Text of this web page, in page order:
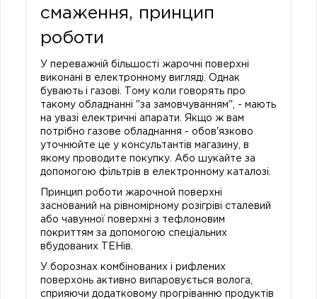
смаження, принцип
роботи
У переважній більшості жарочні поверхні
виконані в електронному вигляді. Однак
бувають і газові. Тому коли говорять про
такому обладнанні "за замовчуванням", - мають
на увазі електричні апарати. Якщо ж вам
потрібно газове обладнання - обов'язково
уточнюйте це у консультантів магазину, в
якому проводите покупку. Або шукайте за
допомогою фільтрів в електронному каталозі.
Принцип роботи жарочной поверхні
заснований на рівномірному розігріві сталевий
або чавунної поверхні з тефлоновим
покриттям за допомогою спеціальних
вбудованих ТЕНів.
У борознах комбінованих і рифлених
поверхонь активно випаровується волога,
сприяючи додатковому прогріванню продуктів